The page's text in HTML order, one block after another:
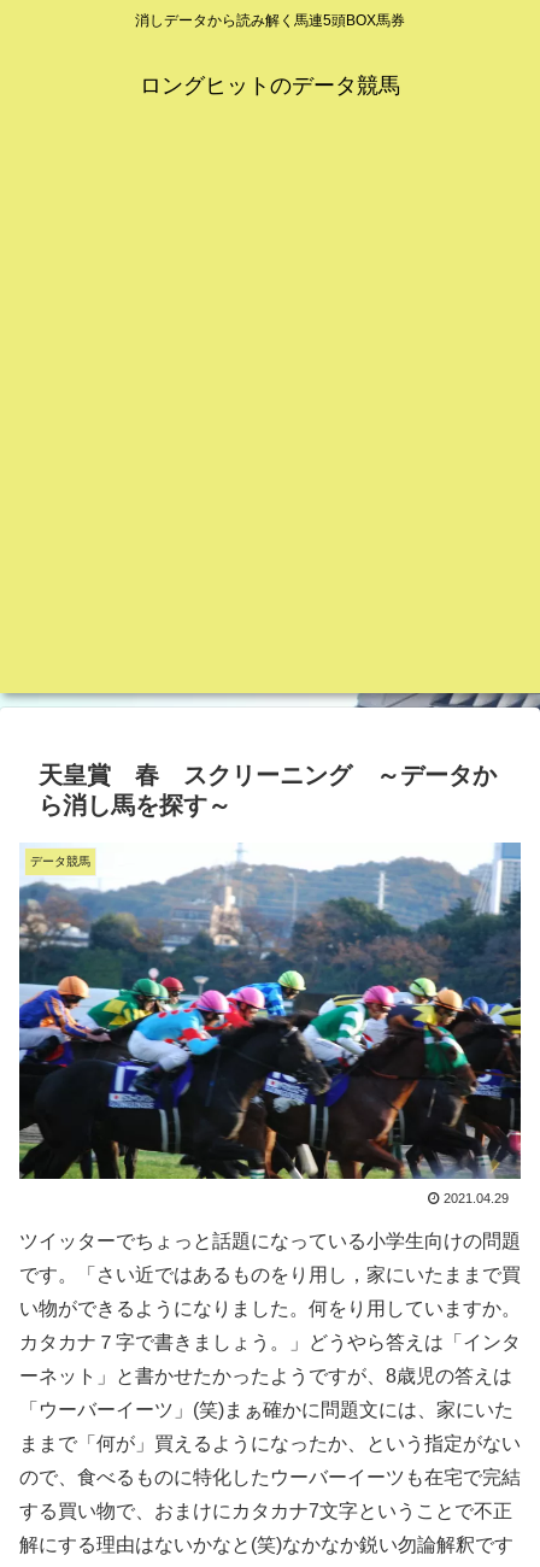
消しデータから読み解く馬連5頭BOX馬券
ロングヒットのデータ競馬
天皇賞 春 スクリーニング ～データか
ら消し馬を探す～
データ競馬
2021.04.29
ツイッターでちょっと話題になっている小学生向けの問題
です。「さい近ではあるものをり用し，家にいたままで買
い物ができるようになりました。何をり用していますか。
カタカナ７字で書きましょう。」どうやら答えは「インタ
ーネット」と書かせたかったようですが、8歳児の答えは
「ウーバーイーツ」(笑)まぁ確かに問題文には、家にいた
ままで「何が」買えるようになったか、という指定がない
ので、食べるものに特化したウーバーイーツも在宅で完結
する買い物で、おまけにカタカナ7文字ということで不正
解にする理由はないかなと(笑)なかなか鋭い勿論解釈です